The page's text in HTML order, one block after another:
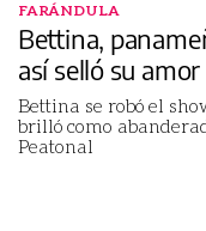
FARÁNDULA
Bettina,
así selló su
Bettina se robó el
brilló como
Peatonal